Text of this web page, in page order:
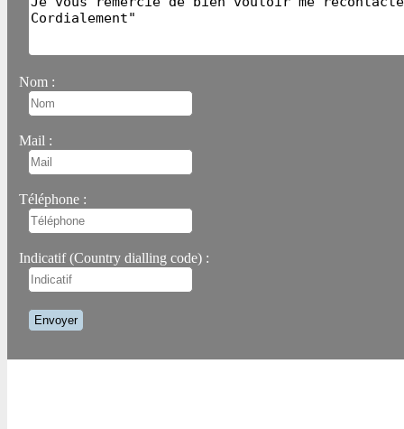
Nom :
Mail :
Téléphone :
Indicatif (Country dialling code) :